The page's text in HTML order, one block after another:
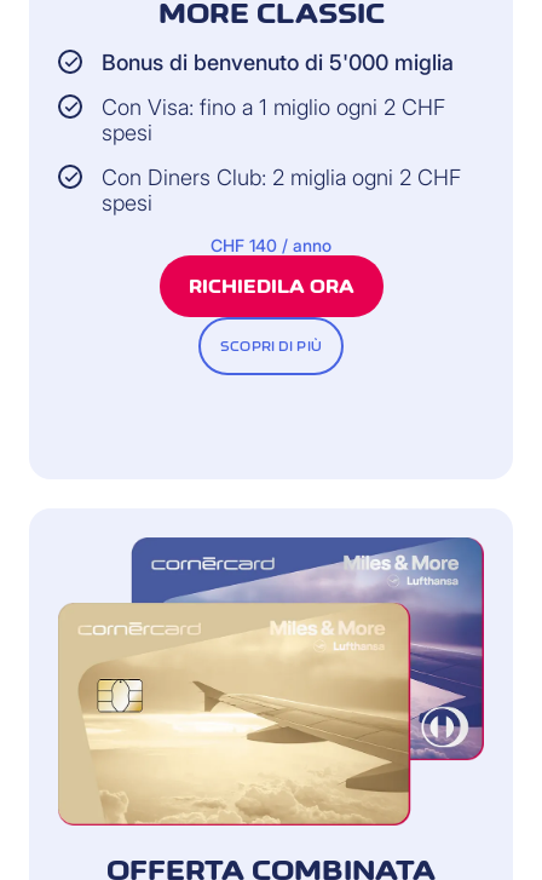
MORE CLASSIC
Bonus di benvenuto di 5'000 miglia
Con Visa: fino a 1 miglio ogni 2 CHF
spesi
Con Diners Club: 2 miglia ogni 2 CHF
spesi
CHF 140 / anno
RICHIEDILA ORA
SCOPRI DI PIÙ
OFFERTA COMBINATA